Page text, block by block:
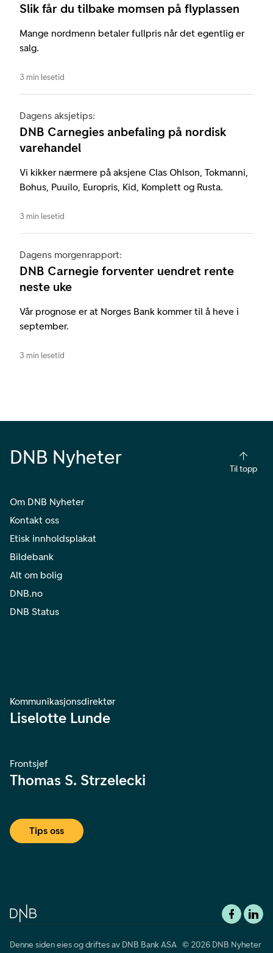
Slik får du tilbake momsen på flyplassen
Mange nordmenn betaler fullpris når det egentlig er
salg.
3 min lesetid
Dagens aksjetips:
DNB Carnegies anbefaling på nordisk
varehandel
Vi kikker nærmere på aksjene Clas Ohlson, Tokmanni,
Bohus, Puuilo, Europris, Kid, Komplett og Rusta.
3 min lesetid
Dagens morgenrapport:
DNB Carnegie forventer uendret rente
neste uke
Vår prognose er at Norges Bank kommer til å heve i
september.
3 min lesetid
DNB Nyheter
Til topp
Om DNB Nyheter
Kontakt oss
Etisk innholdsplakat
Bildebank
Alt om bolig
DNB.no
DNB Status
Kommunikasjonsdirektør
Liselotte Lunde
Frontsjef
Thomas S. Strzelecki
Tips oss
Denne siden eies og driftes av DNB Bank ASA © 2026 DNB Nyheter